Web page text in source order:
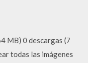
MB) 0 descargas (7
todas las imágenes